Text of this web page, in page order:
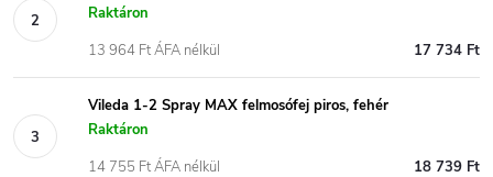
Raktáron
17 734 Ft
13 964 Ft ÁFA nélkül
Vileda 1-2 Spray MAX felmosófej piros, fehér
Raktáron
18 739 Ft
14 755 Ft ÁFA nélkül